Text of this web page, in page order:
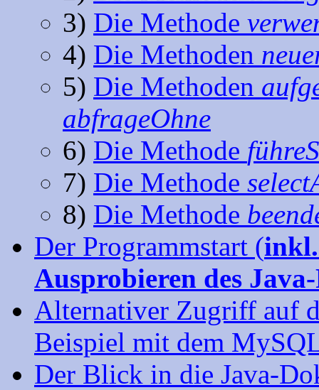
3) Die Methode
4) Die Methoden
5) Die Methoden
abfrageOhne
6) Die Methode
7) Die Methode
8) Die Methode
Der Programmstart (
Ausprobieren des
Alternativer Zugriff auf
Beispiel mit dem
Der Blick in die Java-